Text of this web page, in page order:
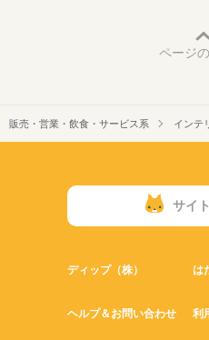
ページ
販売・営業・飲食・サービス系 インテ
サイ
ディップ（株） は
ヘルプ＆お問い合わせ 利